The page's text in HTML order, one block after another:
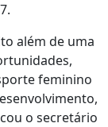
além de uma
feminino
o secretário